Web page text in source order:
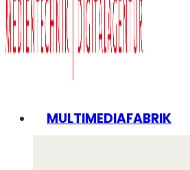
MULTIMEDIAFABRIK